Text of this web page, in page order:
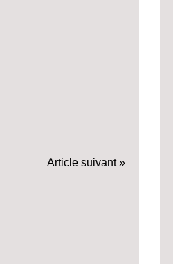
Article suivant »